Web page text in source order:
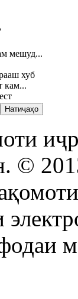
мешуд...
хуб
кам...
©